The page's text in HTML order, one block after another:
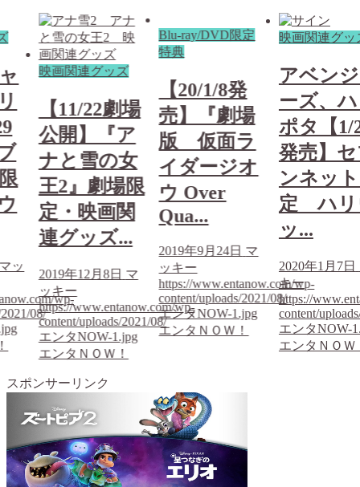
ッ
wp-
08/
映画関連グッズ
【11/22劇場
公開】『ア
ナと雪の女
王2』劇場限
定・映画関
連グッズ...
2019年12月8日 マ
ッキー
https://www.entanow.com/wp-
content/uploads/2021/08/
エンタNOW-1.jpg
エンタＮＯＷ！
Blu-ray/DVD限定
特典
【20/1/8発
売】『劇場
版 仮面ラ
イダージオ
ウ Over
Qua...
2019年9月24日 マ
ッキー
https://www.entanow.com/wp-
content/uploads/2021/08/
エンタNOW-1.jpg
エンタＮＯＷ！
映画関連グッ
アベン
ーズ、
ポタ【1/
発売】
ンネッ
定 ハリ
ッ...
2020年1月7日
キー
https://
content/
エンタNOW-
エンタＮＯＷ
スポンサーリンク